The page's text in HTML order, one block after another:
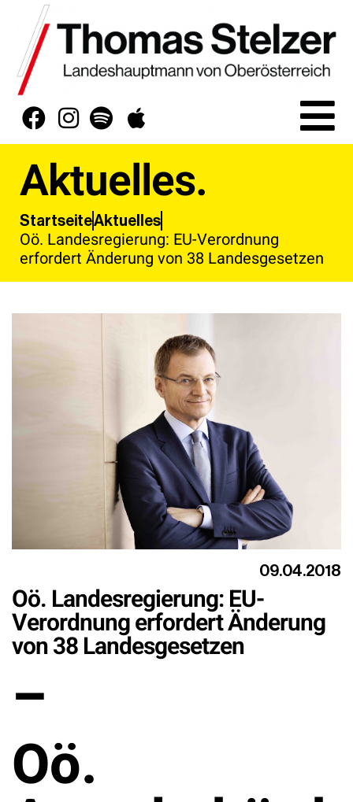
Aktuelles.
StartseiteAktuelles
Oö. Landesregierung: EU-Verordnung
erfordert Änderung von 38 Landesgesetzen
09.04.2018
Oö. Landesregierung: EU-
Verordnung erfordert Änderung
von 38 Landesgesetzen
–
Oö.